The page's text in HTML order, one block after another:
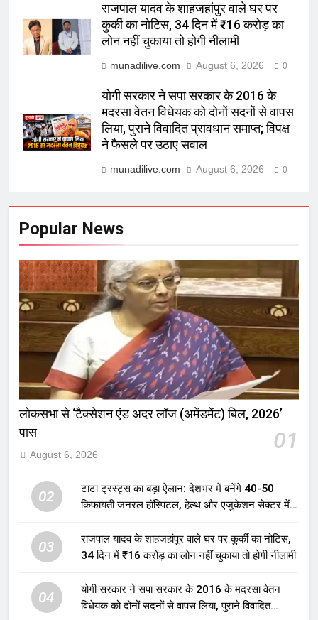
राजपाल यादव के शाहजहांपुर वाले घर पर
कुर्की का नोटिस, 34 दिन में ₹16 करोड़ का
लोन नहीं चुकाया तो होगी नीलामी
munadilive.com August 6, 2026 0
योगी सरकार ने सपा सरकार के 2016 के
मदरसा वेतन विधेयक को दोनों सदनों से वापस
लिया, पुराने विवादित प्रावधान समाप्त; विपक्ष
ने फैसले पर उठाए सवाल
munadilive.com August 6, 2026 0
Popular News
लोकसभा से ‘टैक्सेशन एंड अदर लॉज (अमेंडमेंट) बिल, 2026’
पास
01
August 6, 2026
02
टाटा ट्रस्ट्स का बड़ा ऐलान: देशभर में बनेंगे 40-50
किफायती जनरल हॉस्पिटल, हेल्थ और एजुकेशन सेक्टर में
03
राजपाल यादव के शाहजहांपुर वाले घर पर कुर्की का नोटिस,
34 दिन में ₹16 करोड़ का लोन नहीं चुकाया तो होगी नीलामी
04
योगी सरकार ने सपा सरकार के 2016 के मदरसा वेतन
विधेयक को दोनों सदनों से वापस लिया, पुराने विवादित